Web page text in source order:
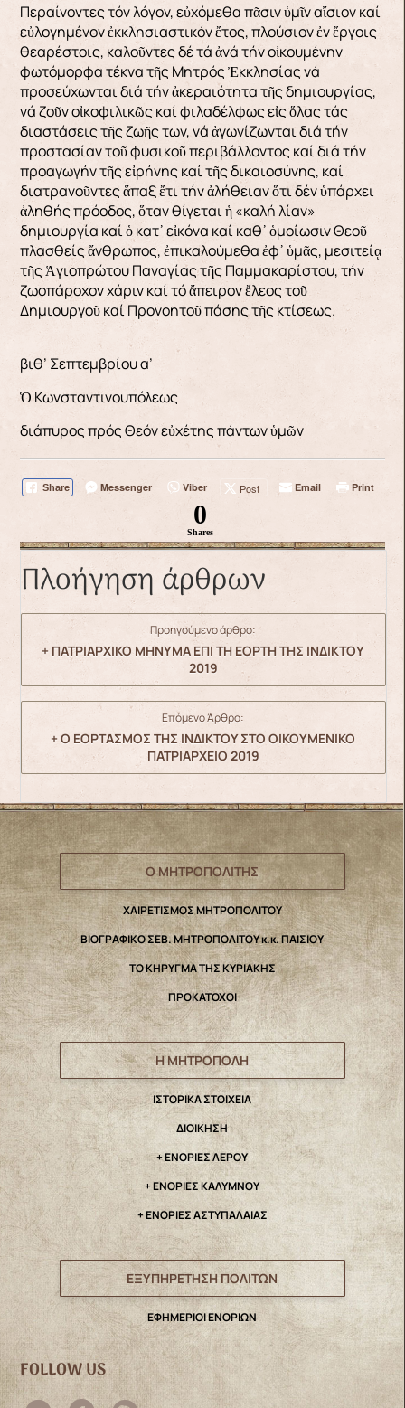
Περαίνοντες τόν λόγον, εὐχόμεθα πᾶσιν ὑμῖν αἴσιον καί
εὐλογημένον ἐκκλησιαστικόν ἔτος, πλούσιον ἐν ἔργοις
θεαρέστοις, καλοῦντες δέ τά ἀνά τήν οἰκουμένην
φωτόμορφα τέκνα τῆς Μητρός Ἐκκλησίας νά
προσεύχωνται διά τήν ἀκεραιότητα τῆς δημιουργίας,
νά ζοῦν οἰκοφιλικῶς καί φιλαδέλφως εἰς ὅλας τάς
διαστάσεις τῆς ζωῆς των, νά ἀγωνίζωνται διά τήν
προστασίαν τοῦ φυσικοῦ περιβάλλοντος καί διά τήν
προαγωγήν τῆς εἰρήνης καί τῆς δικαιοσύνης, καί
διατρανοῦντες ἅπαξ ἔτι τήν ἀλήθειαν ὅτι δέν ὑπάρχει
ἀληθής πρόοδος, ὅταν θίγεται ἡ «καλή λίαν»
δημιουργία καί ὁ κατ᾿ εἰκόνα καί καθ᾿ ὁμοίωσιν Θεοῦ
πλασθείς ἄνθρωπος, ἐπικαλούμεθα ἐφ᾿ ὑμᾶς, μεσιτείᾳ
τῆς Ἁγιοπρώτου Παναγίας τῆς Παμμακαρίστου, τήν
ζωοπάροχον χάριν καί τό ἄπειρον ἔλεος τοῦ
Δημιουργοῦ καί Προνοητοῦ πάσης τῆς κτίσεως.
βιθ’ Σεπτεμβρίου α’
Ὁ Κωνσταντινουπόλεως
διάπυρος πρός Θεόν εὐχέτης πάντων ὑμῶν
Share Messenger Viber Post Email Print
0
Shares
Πλοήγηση άρθρων
Προηγούμενο άρθρο:
+ ΠΑΤΡΙΑΡΧΙΚΟ ΜΗΝΥΜΑ ΕΠΙ ΤΗ ΕΟΡΤΗ ΤΗΣ ΙΝΔΙΚΤΟΥ
2019
Επόμενο Άρθρο:
+ Ο ΕΟΡΤΑΣΜΟΣ ΤΗΣ ΙΝΔΙΚΤΟΥ ΣΤΟ ΟΙΚΟΥΜΕΝΙΚΟ
ΠΑΤΡΙΑΡΧΕΙΟ 2019
Ο ΜΗΤΡΟΠΟΛΙΤΗΣ
ΧΑΙΡΕΤΙΣΜΟΣ ΜΗΤΡΟΠΟΛΙΤΟΥ
ΒΙΟΓΡΑΦΙΚΟ ΣΕΒ. ΜΗΤΡΟΠΟΛΙΤΟΥ κ.κ. ΠΑΙΣΙΟΥ
ΤΟ ΚΗΡΥΓΜΑ ΤΗΣ ΚΥΡΙΑΚΗΣ
ΠΡΟΚΑΤΟΧΟΙ
Η ΜΗΤΡΟΠΟΛΗ
IΣΤΟΡΙΚΑ ΣΤΟΙΧΕΙΑ
ΔΙΟΙΚΗΣΗ
+ ΕΝΟΡΙΕΣ ΛΕΡΟΥ
+ ΕΝΟΡΙΕΣ ΚΑΛΥΜΝΟΥ
+ ΕΝΟΡΙΕΣ ΑΣΤΥΠΑΛΑΙΑΣ
ΕΞΥΠΗΡΕΤΗΣΗ ΠΟΛΙΤΩΝ
ΕΦΗΜΕΡΙΟΙ ΕΝΟΡΙΩΝ
FOLLOW US